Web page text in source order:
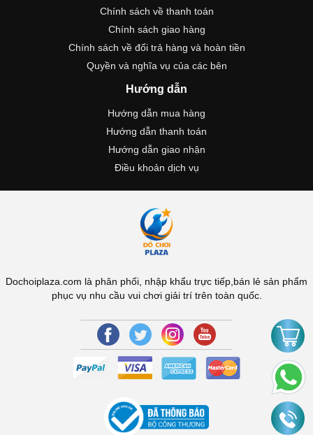
Chính sách về thanh toán
Chính sách giao hàng
Chính sách về đổi trả hàng và hoàn tiền
Quyền và nghĩa vụ của các bên
Hướng dẫn
Hướng dẫn mua hàng
Hướng dẫn thanh toán
Hướng dẫn giao nhận
Điều khoản dịch vụ
Dochoiplaza.com là phân phối, nhập khẩu trực tiếp,bán lẻ sản phẩm
phục vụ nhu cầu vui chơi giải trí trên toàn quốc.